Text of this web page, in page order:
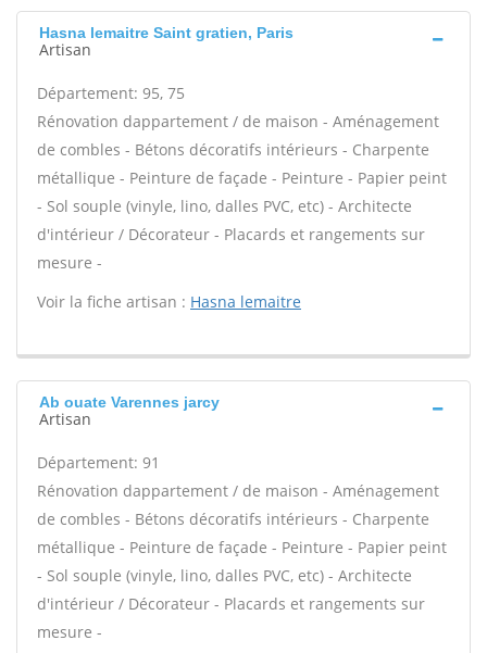
Hasna lemaitre Saint gratien, Paris
Artisan
Département: 95, 75
Rénovation dappartement / de maison - Aménagement
de combles - Bétons décoratifs intérieurs - Charpente
métallique - Peinture de façade - Peinture - Papier peint
- Sol souple (vinyle, lino, dalles PVC, etc) - Architecte
d'intérieur / Décorateur - Placards et rangements sur
mesure -
Voir la fiche artisan : Hasna lemaitre
Ab ouate Varennes jarcy
Artisan
Département: 91
Rénovation dappartement / de maison - Aménagement
de combles - Bétons décoratifs intérieurs - Charpente
métallique - Peinture de façade - Peinture - Papier peint
- Sol souple (vinyle, lino, dalles PVC, etc) - Architecte
d'intérieur / Décorateur - Placards et rangements sur
mesure -